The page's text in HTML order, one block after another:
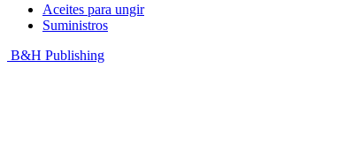
Aceites para ungir
Suministros
B&H Publishing